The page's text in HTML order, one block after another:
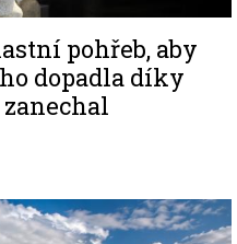
pohřeb, aby
dopadla díky
zanechal